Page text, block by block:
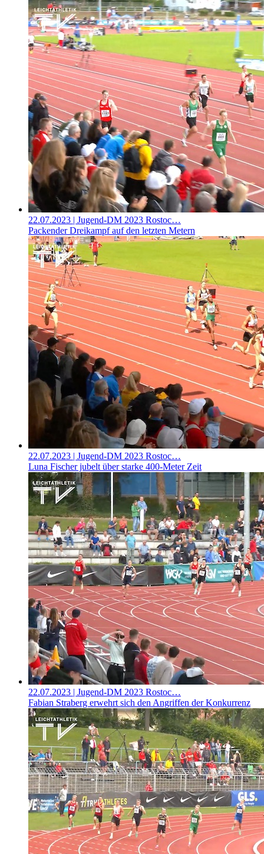
22.07.2023 | Jugend-DM 2023 Rostoc…
Packender Dreikampf auf den letzten Metern
22.07.2023 | Jugend-DM 2023 Rostoc…
Luna Fischer jubelt über starke 400-Meter Zeit
22.07.2023 | Jugend-DM 2023 Rostoc…
Fabian Straberg erwehrt sich den Angriffen der Konkurrenz